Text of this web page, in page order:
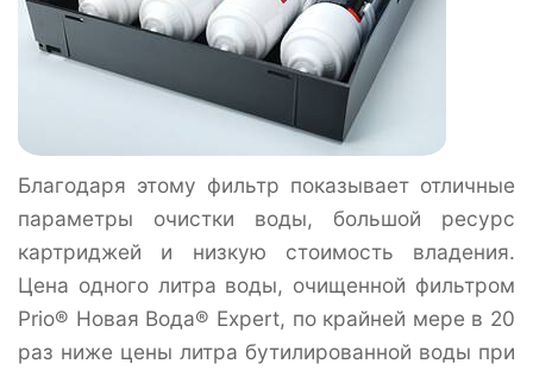
Благодаря этому фильтр показывает отличные
параметры очистки воды, большой ресурс
картриджей и низкую стоимость владения.
Цена одного литра воды, очищенной фильтром
Prio® Новая Вода® Expert, по крайней мере в 20
раз ниже цены литра бутилированной воды при